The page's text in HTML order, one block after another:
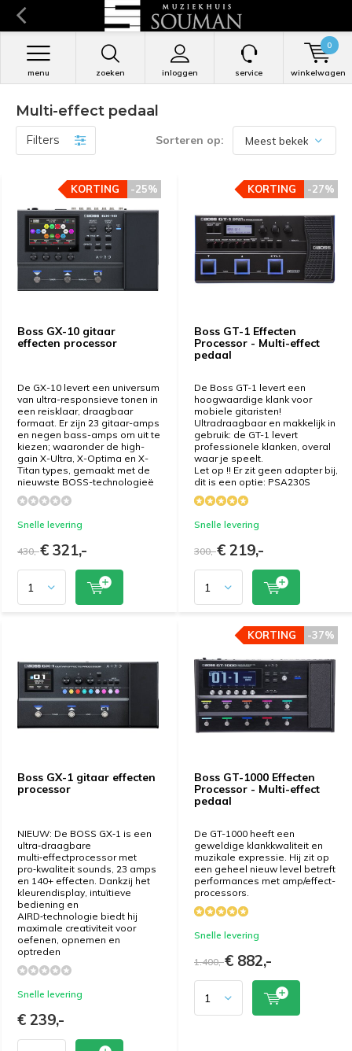
zoeken inloggen
menu service winkelwagen
0
Multi-effect pedaal
Filters Sorteren op:
Boss GX-10 gitaar
effecten processor
De GX-10 levert een universum
van ultra-responsieve tonen in
een reisklaar, draagbaar
formaat. Er zijn 23 gitaar-amps
en negen bass-amps om uit te
kiezen; waaronder de high-
gain X-Ultra, X-Optima en X-
Titan types, gemaakt met de
nieuwste BOSS-technologieë
Snelle levering
-25%
KORTING
430,-€ 321,-
-25%
KORTING
Boss GT-1 Effecten
Processor - Multi-effect
pedaal
De Boss GT-1 levert een
hoogwaardige klank voor
mobiele gitaristen!
Ultradraagbaar en makkelijk in
gebruik: de GT-1 levert
professionele klanken, overal
waar je speelt.
Let op !! Er zit geen adapter bij,
dit is een optie: PSA230S
Snelle levering
-27%
KORTING
300,-€ 219,-
-27%
KORTING
Boss GX-1 gitaar effecten
processor
NIEUW: De BOSS GX‑1 is een
ultra‑draagbare
multi‑effectprocessor met
pro‑kwaliteit sounds, 23 amps
en 140+ effecten. Dankzij het
kleurendisplay, intuïtieve
bediening en
AIRD‑technologie biedt hij
maximale creativiteit voor
oefenen, opnemen en
optreden
Snelle levering
€ 239,-
Boss GT-1000 Effecten
Processor - Multi-effect
pedaal
De GT-1000 heeft een
geweldige klankkwaliteit en
muzikale expressie. Hij zit op
een geheel nieuw level betreft
performances met amp/effect-
processors.
Snelle levering
-37%
KORTING
1.400,-€ 882,-
-37%
KORTING